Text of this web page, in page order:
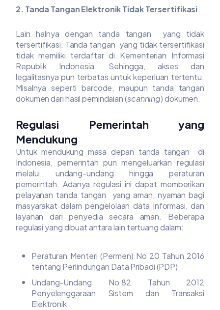
2. Tanda Tangan Elektronik Tidak Tersertifikasi
Lain halnya dengan tanda tangan yang tidak
tersertifikasi. Tanda tangan yang tidak tersertifikasi
tidak memiliki terdaftar di Kementerian Informasi
Republik Indonesia. Sehingga, akses dan
legalitasnya pun terbatas untuk keperluan tertentu.
Misalnya seperti barcode, maupun tanda tangan
dokumen dari hasil pemindaian (scanning) dokumen.
Regulasi Pemerintah yang
Mendukung
Untuk mendukung masa depan tanda tangan di
Indonesia, pemerintah pun mengeluarkan regulasi
melalui undang-undang hingga peraturan
pemerintah. Adanya regulasi ini dapat memberikan
pelayanan tanda tangan yang aman, nyaman bagi
masyarakat dalam pengelolaan data informasi, dan
layanan dari penyedia secara aman. Beberapa
regulasi yang dibuat antara lain tertuang dalam:
Peraturan Menteri (Permen) No 20 Tahun 2016
tentang Perlindungan Data Pribadi (PDP)
Undang-Undang No.82 Tahun 2012
Penyelenggaraan Sistem dan Transaksi
Elektronik